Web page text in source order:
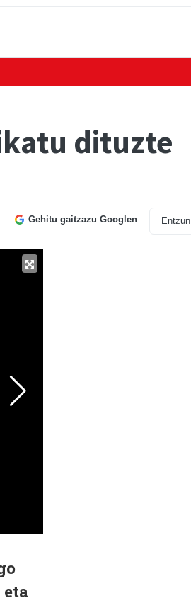
dituzte
Gehitu gaitzazu Googlen Entzun